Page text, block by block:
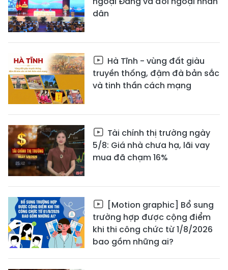
dân
Hà Tĩnh - vùng đất giàu
truyền thống, đậm đà bản sắc
và tinh thần cách mạng
Tài chính thị trường ngày
5/8: Giá nhà chưa hạ, lãi vay
mua đã chạm 16%
[Motion graphic] Bổ sung
trường hợp được cộng điểm
khi thi công chức từ 1/8/2026
bao gồm những ai?